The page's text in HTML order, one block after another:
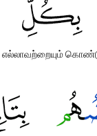
எல்லாவற்றையும்